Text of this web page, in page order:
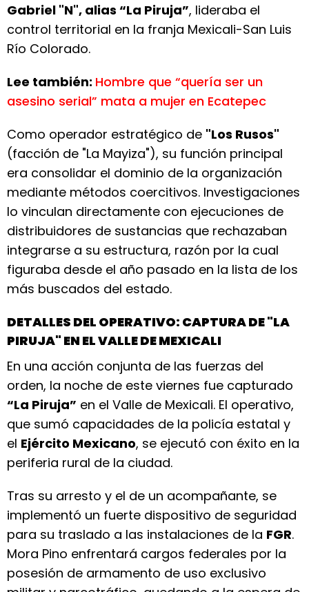
Gabriel "N", alias “La Piruja”, lideraba el
control territorial en la franja Mexicali-San Luis
Río Colorado.
Lee también: Hombre que “quería ser un
asesino serial” mata a mujer en Ecatepec
Como operador estratégico de "Los Rusos"
(facción de "La Mayiza"), su función principal
era consolidar el dominio de la organización
mediante métodos coercitivos. Investigaciones
lo vinculan directamente con ejecuciones de
distribuidores de sustancias que rechazaban
integrarse a su estructura, razón por la cual
figuraba desde el año pasado en la lista de los
más buscados del estado.
DETALLES DEL OPERATIVO: CAPTURA DE "LA
PIRUJA" EN EL VALLE DE MEXICALI
En una acción conjunta de las fuerzas del
orden, la noche de este viernes fue capturado
“La Piruja” en el Valle de Mexicali. El operativo,
que sumó capacidades de la policía estatal y
el Ejército Mexicano, se ejecutó con éxito en la
periferia rural de la ciudad.
Tras su arresto y el de un acompañante, se
implementó un fuerte dispositivo de seguridad
para su traslado a las instalaciones de la FGR.
Mora Pino enfrentará cargos federales por la
posesión de armamento de uso exclusivo